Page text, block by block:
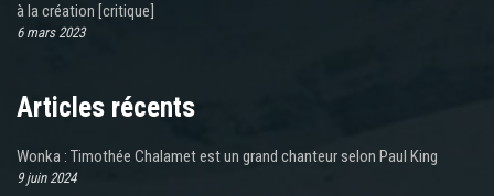
à la création [critique]
6 mars 2023
Articles récents
Wonka : Timothée Chalamet est un grand chanteur selon Paul King
9 juin 2024